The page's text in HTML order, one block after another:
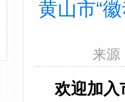
黄山市“
来源
欢迎加入